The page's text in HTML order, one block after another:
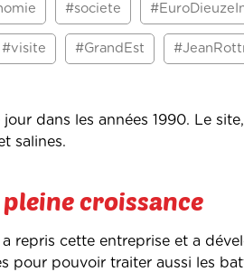
#societe
#visite #GrandEst
dans les années 1990. Le
salines.
croissance
repris cette entreprise et a
pour pouvoir traiter aussi les